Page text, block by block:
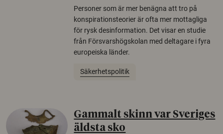
Personer som är mer benägna att tro på
konspirationsteorier är ofta mer mottagliga
för rysk desinformation. Det visar en studie
från Försvarshögskolan med deltagare i fyra
europeiska länder.
Säkerhetspolitik
Gammalt skinn var Sveriges
äldsta sko